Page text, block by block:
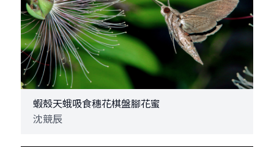
蝦殼天蛾吸食穗花棋盤腳花蜜
沈競辰